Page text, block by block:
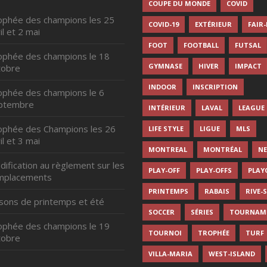
des champions les 25
et 2 mai
des champions le 18
des champions le 6
des Champions les 26
et 3 mai
au règlement sur les
de printemps et été
des champions le 19
COUPE DU MONDE COVID
COVID-19 EXTÉRIEUR
FOOT FOOTBALL FUTSAL
GYMNASE HIVER IMPACT
INDOOR INSCRIPTION
INTÉRIEUR LAVAL LEAGUE
LIFE STYLE LIGUE MLS
MONTREAL MONTRÉAL
PLAY-OFF PLAY-OFFS
PRINTEMPS RABAIS RIVE-
SOCCER SÉRIES
TOURNOI TROPHÉE TURF
VILLA-MARIA WEST-ISLAND